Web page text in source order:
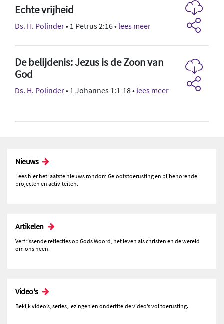
Echte vrijheid
Ds. H. Polinder• 1 Petrus 2:16 • lees meer
De belijdenis: Jezus is de Zoon van
God
Ds. H. Polinder• 1 Johannes 1:1-18 • lees meer
Nieuws
Lees hier het laatste nieuws rondom Geloofstoerusting en bijbehorende
projecten en activiteiten.
Artikelen
Verfrissende reflecties op Gods Woord, het leven als christen en de wereld
om ons heen.
Video's
Bekijk video’s, series, lezingen en ondertitelde video’s vol toerusting.